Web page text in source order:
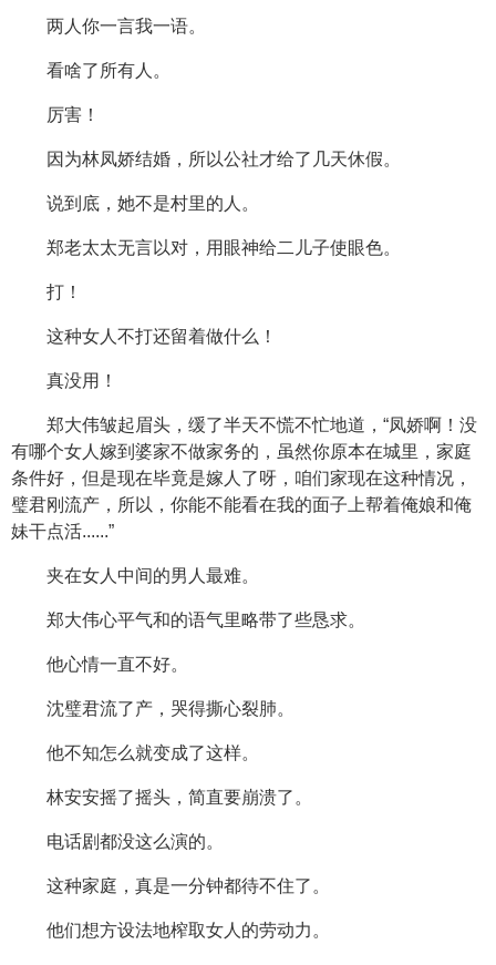
两人你一言我一语。
看啥了所有人。
厉害！
因为林凤娇结婚，所以公社才给了几天休假。
说到底，她不是村里的人。
郑老太太无言以对，用眼神给二儿子使眼色。
打！
这种女人不打还留着做什么！
真没用！
郑大伟皱起眉头，缓了半天不慌不忙地道，“凤娇啊！没
有哪个女人嫁到婆家不做家务的，虽然你原本在城里，家庭
条件好，但是现在毕竟是嫁人了呀，咱们家现在这种情况，
璧君刚流产，所以，你能不能看在我的面子上帮着俺娘和俺
妹干点活......”
夹在女人中间的男人最难。
郑大伟心平气和的语气里略带了些恳求。
他心情一直不好。
沈璧君流了产，哭得撕心裂肺。
他不知怎么就变成了这样。
林安安摇了摇头，简直要崩溃了。
电话剧都没这么演的。
这种家庭，真是一分钟都待不住了。
他们想方设法地榨取女人的劳动力。